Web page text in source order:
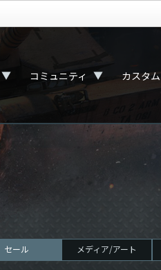
▼ コミュニティ ▼ カスタム
セール メディア/アート